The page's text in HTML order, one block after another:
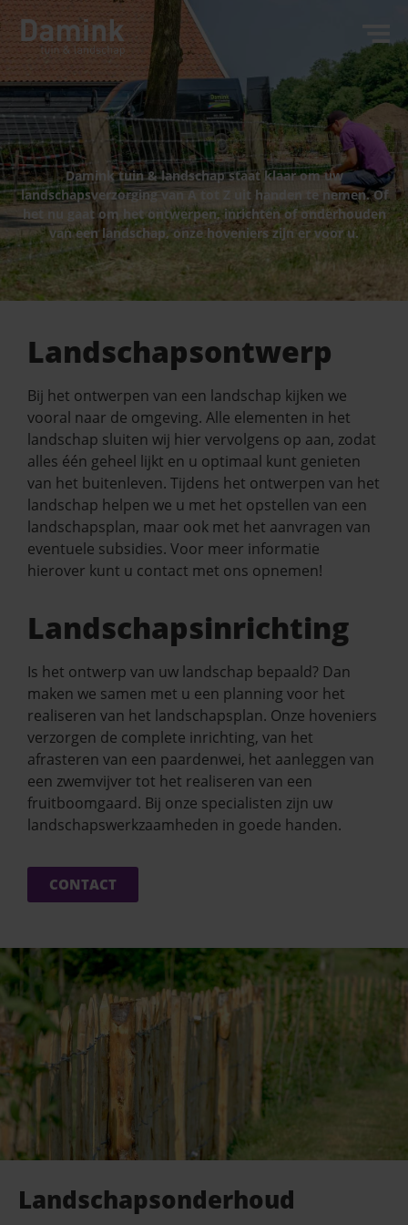
Damink tuin & landschap staat klaar om uw
landschapsverzorging van A tot Z uit handen te nemen. Of
het nu gaat om het ontwerpen, inrichten of onderhouden
van een landschap, onze hoveniers zijn er voor u.
Landschapsontwerp
Bij het ontwerpen van een landschap kijken we
vooral naar de omgeving. Alle elementen in het
landschap sluiten wij hier vervolgens op aan, zodat
alles één geheel lijkt en u optimaal kunt genieten
van het buitenleven. Tijdens het ontwerpen van het
landschap helpen we u met het opstellen van een
landschapsplan, maar ook met het aanvragen van
eventuele subsidies. Voor meer informatie
hierover kunt u contact met ons opnemen!
Landschapsinrichting
Is het ontwerp van uw landschap bepaald? Dan
maken we samen met u een planning voor het
realiseren van het landschapsplan. Onze hoveniers
verzorgen de complete inrichting, van het
afrasteren van een paardenwei, het aanleggen van
een zwemvijver tot het realiseren van een
fruitboomgaard. Bij onze specialisten zijn uw
landschapswerkzaamheden in goede handen.
CONTACT
Landschapsonderhoud